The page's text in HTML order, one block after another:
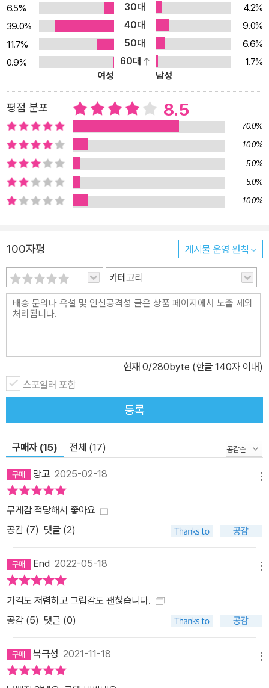
6.5%
30대
4.2%
39.0%
40대
9.0%
11.7%
50대
6.6%
0.9%
60대
1.7%
여성
남성
평점 분포 8.5
70.0%
10.0%
5.0%
5.0%
10.0%
100자평 게시물 운영 원칙
카테고리
현재 0/280byte (한글 140자 이내)
스포일러 포함
등록
구매자 (15) 전체 (17)
망고 2025-02-18
무게감 적당해서 좋아요
공감 (7) 댓글 (2)
End 2022-05-18
가격도 저렴하고 그립감도 괜찮습니다.
공감 (5) 댓글 (0)
북극성 2021-11-18